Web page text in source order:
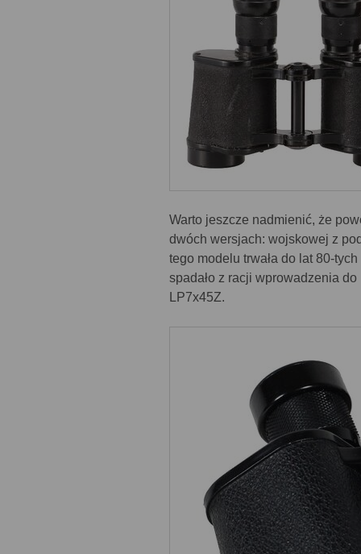
Warto jeszcze nadmienić, że
dwóch wersjach: wojskowej z
tego modelu trwała do lat 80-
spadało z racji wprowadzenia
LP7x45Z.